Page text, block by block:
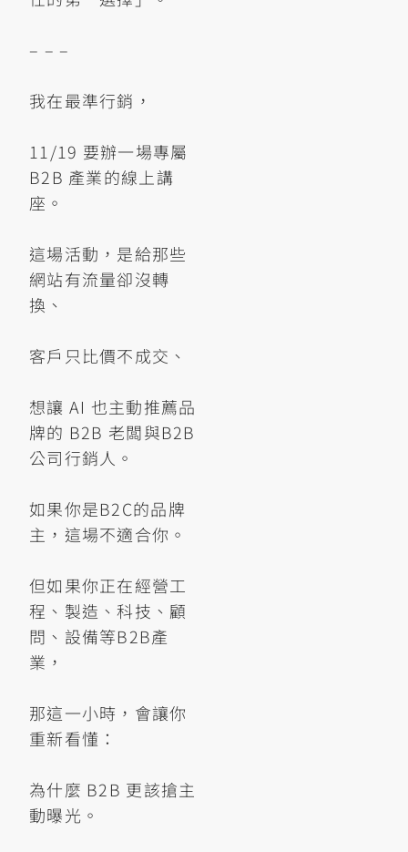
– – –
我在最準行銷，
11/19 要辦一場專屬
B2B 產業的線上講
座。
這場活動，是給那些
網站有流量卻沒轉
換、
客戶只比價不成交、
想讓 AI 也主動推薦品
牌的 B2B 老闆與B2B
公司行銷人。
如果你是B2C的品牌
主，這場不適合你。
但如果你正在經營工
程、製造、科技、顧
問、設備等B2B產
業，
那這一小時，會讓你
重新看懂：
為什麼 B2B 更該搶主
動曝光。